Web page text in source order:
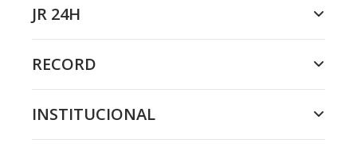
JR 24H
RECORD
INSTITUCIONAL